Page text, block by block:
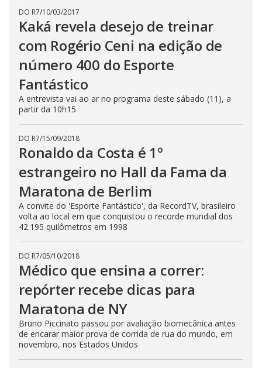
DO R7/10/03/2017
Kaká revela desejo de treinar
com Rogério Ceni na edição de
número 400 do Esporte
Fantástico
A entrevista vai ao ar no programa deste sábado (11), a
partir da 10h15
DO R7/15/09/2018
Ronaldo da Costa é 1º
estrangeiro no Hall da Fama da
Maratona de Berlim
A convite do 'Esporte Fantástico', da RecordTV, brasileiro
volta ao local em que conquistou o recorde mundial dos
42.195 quilômetros em 1998
DO R7/05/10/2018
Médico que ensina a correr:
repórter recebe dicas para
Maratona de NY
Bruno Piccinato passou por avaliação biomecânica antes
de encarar maior prova de corrida de rua do mundo, em
novembro, nos Estados Unidos